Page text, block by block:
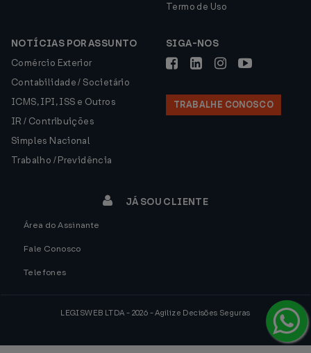
Termo de Uso
NOTÍCIAS POR ASSUNTO
Comércio Exterior
Contabilidade / Societário
ICMS, IPI, ISS e Outros
IR / Contribuições
Simples Nacional
Trabalho / Previdência
SIGA-NOS
TRABALHE CONOSCO
JÁ SOU CLIENTE
Área do Assinante
Fale Conosco
Telefones
LEGISWEB LTDA - 2026 - Agilize Decisões Seguras